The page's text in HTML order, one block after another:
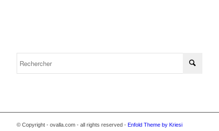
© Copyright - ovalla.com - all rights reserved - Enfold Theme by Kriesi